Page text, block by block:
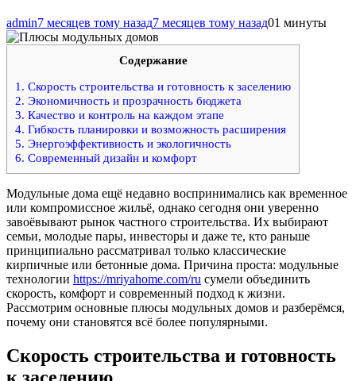
admin7 месяцев тому назад7 месяцев тому назад01 минуты
Содержание
1. Скорость строительства и готовность к заселению
2. Экономичность и прозрачность бюджета
3. Качество и контроль на каждом этапе
4. Гибкость планировки и возможность расширения
5. Энергоэффективность и экологичность
6. Современный дизайн и комфорт
Модульные дома ещё недавно воспринимались как временное
или компромиссное жильё, однако сегодня они уверенно
завоёвывают рынок частного строительства. Их выбирают
семьи, молодые пары, инвесторы и даже те, кто раньше
принципиально рассматривал только классические
кирпичные или бетонные дома. Причина проста: модульные
технологии https://mriyahome.com/ru сумели объединить
скорость, комфорт и современный подход к жизни.
Рассмотрим основные плюсы модульных домов и разберёмся,
почему они становятся всё более популярными.
Скорость строительства и готовность
к заселению